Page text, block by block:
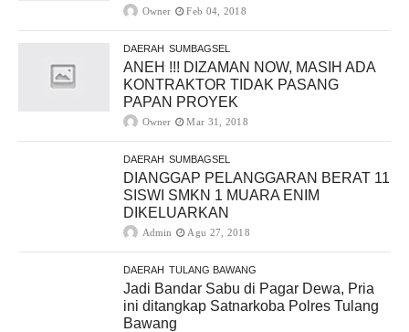
Owner Feb 04, 2018
DAERAH SUMBAGSEL
ANEH !!! DIZAMAN NOW, MASIH ADA
KONTRAKTOR TIDAK PASANG
PAPAN PROYEK
Owner Mar 31, 2018
DAERAH SUMBAGSEL
DIANGGAP PELANGGARAN BERAT 11
SISWI SMKN 1 MUARA ENIM
DIKELUARKAN
Admin Agu 27, 2018
DAERAH TULANG BAWANG
Jadi Bandar Sabu di Pagar Dewa, Pria
ini ditangkap Satnarkoba Polres Tulang
Bawang